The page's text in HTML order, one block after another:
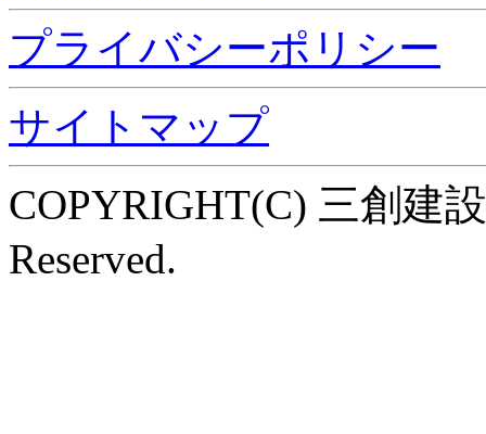
プライバシーポリシー
サイトマップ
COPYRIGHT(C) 三創建
Reserved.